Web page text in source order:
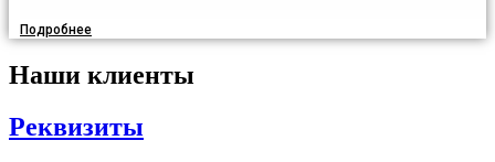
Подробнее
Наши клиенты
Реквизиты